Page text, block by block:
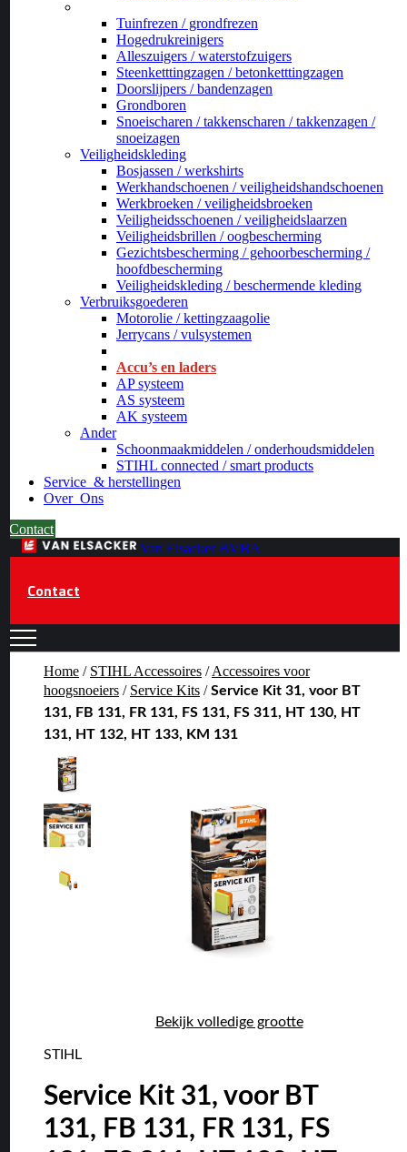
Tuinfrezen / grondfrezen
Hogedrukreinigers
Alleszuigers / waterstofzuigers
Steenketttingzagen / betonketttingzagen
Doorslijpers / bandenzagen
Grondboren
Snoeischaren / takkenscharen / takkenzagen /
snoeizagen
Veiligheidskleding
Bosjassen / werkshirts
Werkhandschoenen / veiligheidshandschoenen
Werkbroeken / veiligheidsbroeken
Veiligheidsschoenen / veiligheidslaarzen
Veiligheidsbrillen / oogbescherming
Gezichtsbescherming / gehoorbescherming /
hoofdbescherming
Veiligheidskleding / beschermende kleding
Verbruiksgoederen
Motorolie / kettingzaagolie
Jerrycans / vulsystemen
Accu’s en laders
AP systeem
AS systeem
AK systeem
Ander
Schoonmaakmiddelen / onderhoudsmiddelen
STIHL connected / smart products
Service & herstellingen
Over Ons
Contact
Van Elsacker BVBA
Contact
Home / STIHL Accessoires /Accessoires voor
hoogsnoeiers / Service Kits /Service Kit 31, voor BT
131, FB 131, FR 131, FS 131, FS 311, HT 130, HT
131, HT 132, HT 133, KM 131
Bekijk volledige grootte
STIHL
Service Kit 31, voor BT
131, FB 131, FR 131, FS